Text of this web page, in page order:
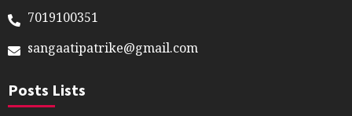
7019100351
sangaatipatrike@gmail.com
Posts Lists